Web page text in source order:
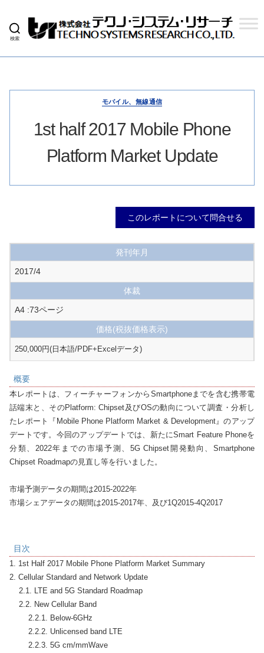
検索
式
テ
ク
ス
ム
リ
ー
モバイル、無線通信
1st half 2017 Mobile Phone
Platform Market Update
このレポートについて問合せる
発刊年月
2017/4
体裁
A4 :73ページ
価格(税抜価格表示)
250,000円(日本語/PDF+Excelデータ)
概要
本レポートは、フィーチャーフォンからSmartphoneまでを含む携帯電
話端末と、そのPlatform: Chipset及びOSの動向について調査・分析し
たレポート『Mobile Phone Platform Market & Development』のアップ
デートです。今回のアップデートでは、新たにSmart Feature Phoneを
分類、2022年までの市場予測、5G Chipset開発動向、Smartphone
Chipset Roadmapの見直し等を行いました。
市場予測データの期間は2015-2022年
市場シェアデータの期間は2015-2017年、及び1Q2015-4Q2017
目次
1. 1st Half 2017 Mobile Phone Platform Market Summary
2. Cellular Standard and Network Update
    2.1. LTE and 5G Standard Roadmap
    2.2. New Cellular Band
        2.2.1. Below-6GHz
        2.2.2. Unlicensed band LTE
        2.2.3. 5G cm/mmWave